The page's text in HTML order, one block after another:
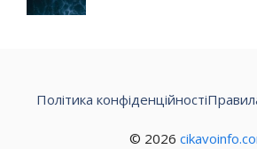
© 2026
Політика конфіденційності